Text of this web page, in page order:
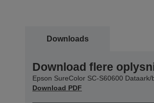
Downloads
Download flere
Epson SureColor SC-S60600 Dataark/
Download PDF